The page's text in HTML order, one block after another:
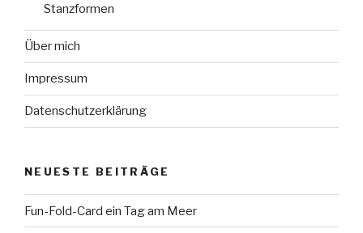
Stanzformen
Über mich
Impressum
Datenschutzerklärung
NEUESTE BEITRÄGE
Fun-Fold-Card ein Tag am Meer